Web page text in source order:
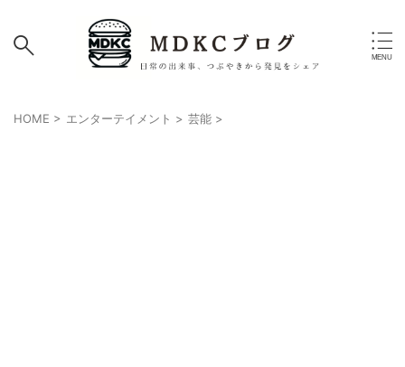
HOME > エンターテイメント > 芸能 >